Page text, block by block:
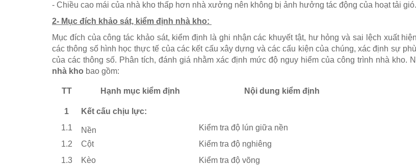
- Chiều cao mái của nhà kho thấp hơn nhà xưởng nên không bị ảnh hưởng tác động của hoạt tải gió.
2- Mục đích khảo sát, kiểm định nhà kho:
Mục đích của công tác khảo sát, kiểm định là ghi nhận các khuyết tật, hư hỏng và sai lệch xuất
các thông số hình học thực tế của các kết cấu xây dựng và các cấu kiện của chúng, xác định sự
của các thông số. Phân tích, đánh giá nhằm xác định mức độ nguy hiểm của công trình nhà kho.
nhà kho bao gồm:
TT Hạnh mục kiểm định Nội dung kiểm định
1
Kết cấu chịu lực:
1.1
Nền
Kiểm tra độ lún giữa nền
1.2
Cột
Kiểm tra độ nghiêng
1.3
Kèo
Kiểm tra độ võng